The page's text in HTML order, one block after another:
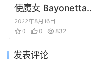
使魔女 Bayonetta
The Perfect Witch
Guide
2022年8月16日
0
0 832
发表评论